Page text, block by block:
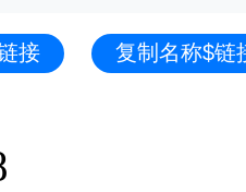
接 复制名称$链